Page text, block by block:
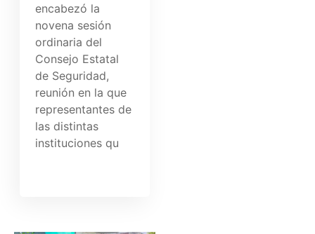
encabezó la
novena sesión
ordinaria del
Consejo Estatal
de Seguridad,
reunión en la que
representantes de
las distintas
instituciones qu